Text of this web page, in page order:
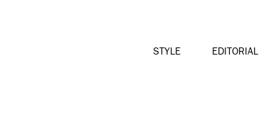
STYLE EDITORIAL